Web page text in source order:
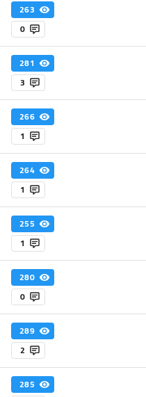
263
0
281
3
266
1
264
1
255
1
280
0
289
2
285